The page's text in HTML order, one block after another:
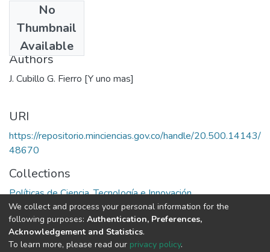
No
Thumbnail
Available
1975
Authors
J. Cubillo G. Fierro [Y uno mas]
URI
https://repositorio.minciencias.gov.co/handle/20.500.14143/
48670
Collections
Políticas de Ciencia, Tecnología e Innovación
Full item page
We collect and process your personal information for the
following purposes: Authentication, Preferences,
Acknowledgement and Statistics.
To learn more, please read our privacy policy.